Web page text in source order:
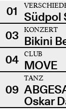
01 Südpol
03
KONZERT
Bikini
04
CLUB
MOVE
09
TANZ
Oskar